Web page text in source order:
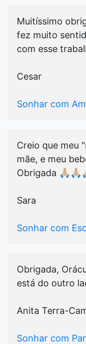
Muitíssimo
fez muito
com esse
Cesar
Sonhar com
Creio que meu
mãe, e meu
Obrigada
Sara
Sonhar com
Obrigada,
está do outro
Anita Terra-
Sonhar com